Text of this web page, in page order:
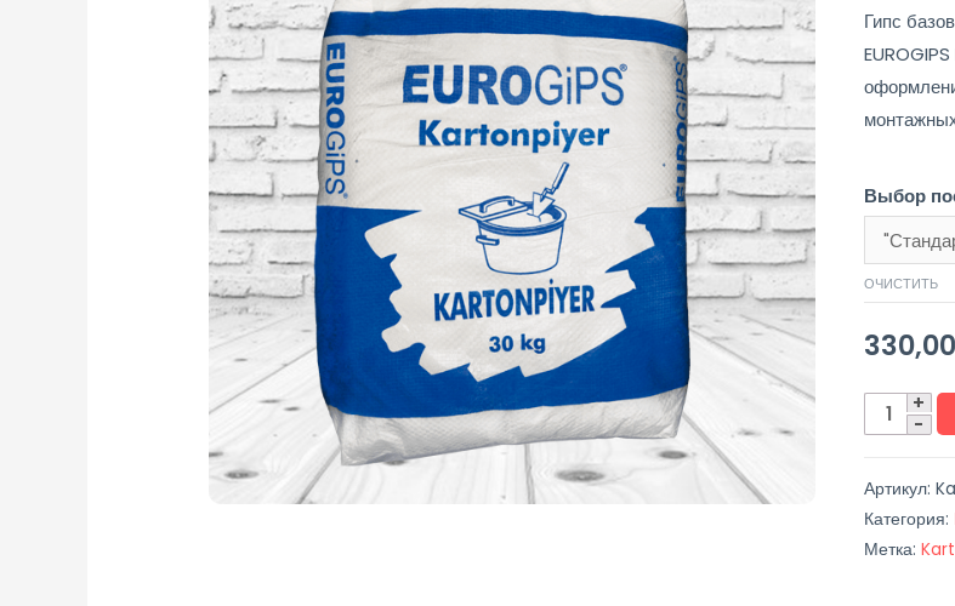
Гипс
Выбор
ОЧИСТИТЬ
330,00
Артикул:
Категория:
Метка: